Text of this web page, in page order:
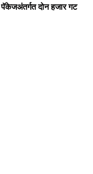
पॅकेजअंतर्गत दोन हजार गट